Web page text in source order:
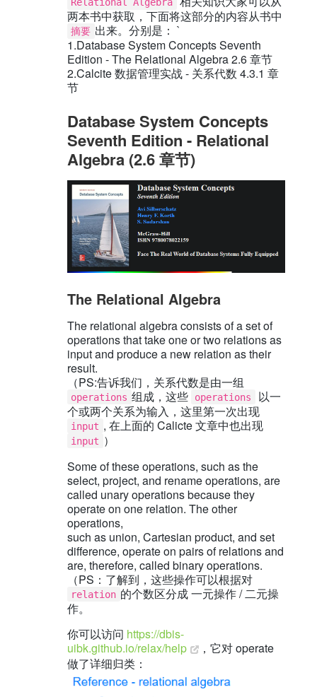
两本书中获取，下面将这部分的内容从书中
摘要 出来。分别是： `
1.Database System Concepts Seventh
Edition - The Relational Algebra 2.6 章节
2.Calcite 数据管理实战 - 关系代数 4.3.1 章
节
Database System Concepts
Seventh Edition - Relational
Algebra (2.6 章节)
The Relational Algebra
The relational algebra consists of a set of
operations that take one or two relations as
input and produce a new relation as their
result.
（PS:告诉我们，关系代数是由一组
operations 组成，这些 operations
以一
个或两个关系为输入，这里第一次出现
input , 在上面的 Calicte 文章中也出现
input ）
Some of these operations, such as the
select, project, and rename operations, are
called unary operations because they
operate on one relation. The other
operations,
such as union, Cartesian product, and set
difference, operate on pairs of relations and
are, therefore, called binary operations.
（PS：了解到，这些操作可以根据对
relation 的个数区分成 一元操作 / 二元操
作。
你可以访问 https://dbis-
uibk.github.io/relax/help
，它对 operate
做了详细归类：